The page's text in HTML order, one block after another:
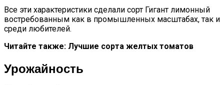
Все эти характеристики сделали сорт Гигант лимонный
востребованным как в промышленных масштабах, так и
среди любителей.
Читайте также: Лучшие сорта желтых томатов
Урожайность